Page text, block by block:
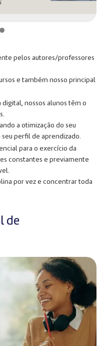
pelos autores/professores
e também nosso principal
nossos alunos têm o
a otimização do seu
perfil de aprendizado.
para o exercício da
constantes e previamente
por vez e concentrar toda
de